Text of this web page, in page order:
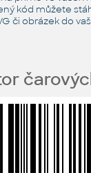
kód můžete
či obrázek do